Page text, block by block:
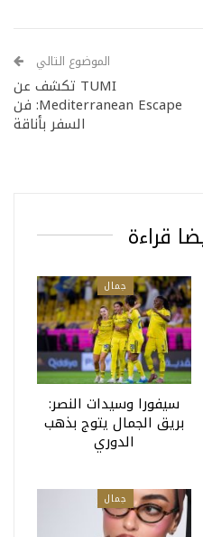
الموضوع التالي
TUMI تكشف عن
Mediterranean Escape: فن
السفر بأناقة
قراءة
جمال
سيفورا وسيدات النصر:
بريق الجمال يتوج بذهب
الدوري
جمال